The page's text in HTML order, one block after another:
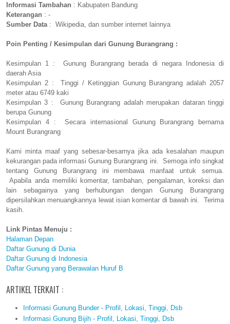
Informasi Tambahan : Kabupaten Bandung
Keterangan : -
Sumber Data: Wikipedia, dan sumber internet lainnya
Poin Penting / Kesimpulan dari Gunung Burangrang :
Kesimpulan 1 : Gunung Burangrang berada di negara Indonesia di
daerah Asia
Kesimpulan 2 : Tinggi / Ketinggian Gunung Burangrang adalah 2057
meter atau 6749 kaki
Kesimpulan 3 : Gunung Burangrang adalah merupakan dataran tinggi
berupa Gunung
Kesimpulan 4 : Secara internasional Gunung Burangrang bernama
Mount Burangrang
Kami minta maaf yang sebesar-besarnya jika ada kesalahan maupun
kekurangan pada informasi Gunung Burangrang ini. Semoga info singkat
tentang Gunung Burangrang ini membawa manfaat untuk semua.
Apabila anda memiliki komentar, tambahan, pengalaman, koreksi dan
lain sebagainya yang berhubungan dengan Gunung Burangrang
dipersilahkan menuangkannya lewat isian komentar di bawah ini. Terima
kasih.
Link Pintas Menuju :
Halaman Depan
Daftar Gunung di Dunia
Daftar Gunung di Indonesia
Daftar Gunung yang Berawalan Huruf B
ARTIKEL TERKAIT :
Informasi Gunung Bunder - Profil, Lokasi, Tinggi, Dsb
Informasi Gunung Bijih - Profil, Lokasi, Tinggi, Dsb